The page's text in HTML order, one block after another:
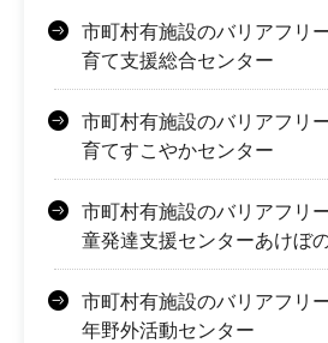
市町村有施設のバリアフリ
育て支援総合センター
市町村有施設のバリアフリ
育てすこやかセンター
市町村有施設のバリアフリ
童発達支援センターあけぼ
市町村有施設のバリアフリ
年野外活動センター